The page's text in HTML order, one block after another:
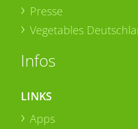
Presse
Vegetables
Infos
LINKS
Apps